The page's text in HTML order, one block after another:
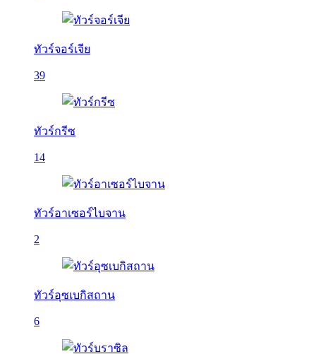
ทัวร์จอร์เจีย
39
ทัวร์กรีซ
14
ทัวร์อาเซอร์ไบจาน
2
ทัวร์อุซเบกิสถาน
6